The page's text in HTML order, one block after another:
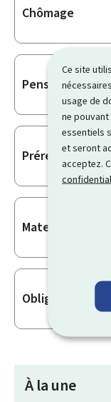
Ce site
usage de
ne
essentiels
et seront
acceptez.
Chômage
Pension
Préretraite
Maternité,
Obligations de
À la une